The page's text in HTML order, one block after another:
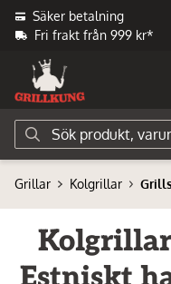
Säker betalning
Fri frakt från 999 kr*
Grillar Kolgrillar
Kolgrillar